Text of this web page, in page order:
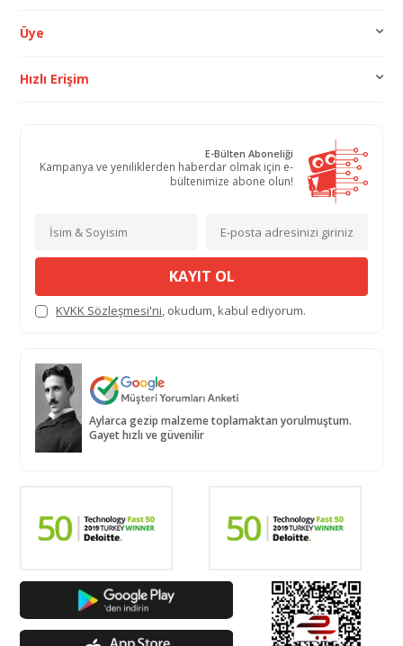
Üye
Hızlı Erişim
E-Bülten Aboneliği
Kampanya ve yeniliklerden haberdar olmak için e-
bültenimize abone olun!
KAYIT OL
KVKK Sözleşmesi'ni, okudum, kabul ediyorum.
Aylarca gezip malzeme toplamaktan yorulmuştum.
Gayet hızlı ve güvenilir